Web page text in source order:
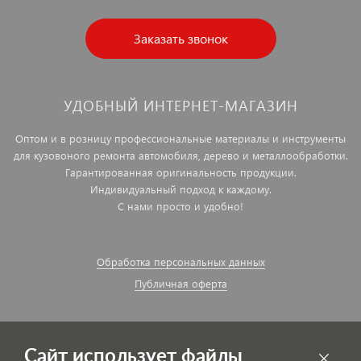
Заказать звонок
УДОБНЫЙ ИНТЕРНЕТ-МАГАЗИН
Оптом и в розницу профессиональные материалы и инструменты
для кузовоного ремонта автомобиля, дерево и металлообработки.
Гарантированная оригинальность продукции.
Индивидуальный подход к каждому.
С нами просто и удобно!
Обработка персональных данных
Публичная оферта
Сайт использует файлы